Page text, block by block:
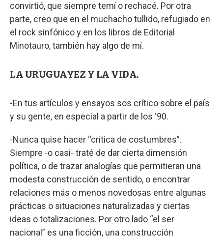
convirtió, que siempre temí o rechacé. Por otra
parte, creo que en el muchacho tullido, refugiado en
el rock sinfónico y en los libros de Editorial
Minotauro, también hay algo de mí.
LA URUGUAYEZ Y LA VIDA.
-En tus artículos y ensayos sos crítico sobre el país
y su gente, en especial a partir de los ‘90.
-Nunca quise hacer “crítica de costumbres”.
Siempre -o casi- traté de dar cierta dimensión
política, o de trazar analogías que permitieran una
modesta construcción de sentido, o encontrar
relaciones más o menos novedosas entre algunas
prácticas o situaciones naturalizadas y ciertas
ideas o totalizaciones. Por otro lado “el ser
nacional” es una ficción, una construcción